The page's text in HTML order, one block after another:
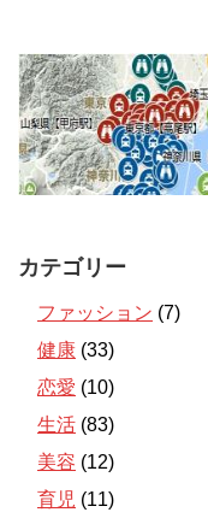
カテゴリー
ファッション (7)
健康 (33)
恋愛 (10)
生活 (83)
美容 (12)
育児 (11)